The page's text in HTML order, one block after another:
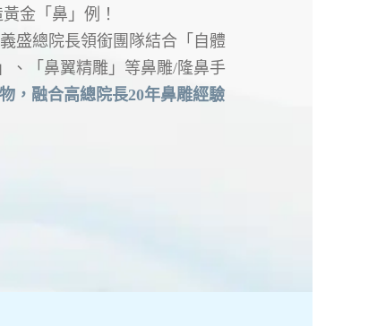
金「鼻」例！
盛總院長領銜團隊結合「自體
、「鼻翼精雕」等鼻雕/隆鼻手
，融合高總院長20年鼻雕經驗